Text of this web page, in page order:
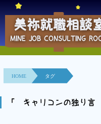
HOME
事業所紹介
就職面接会
美祢就職相談
MINE JOB CONSULTING
HOME タグ
「 キャリコンの独り言